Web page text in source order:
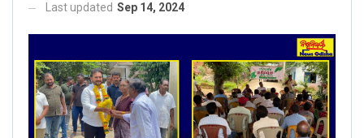
Last updated Sep 14, 2024